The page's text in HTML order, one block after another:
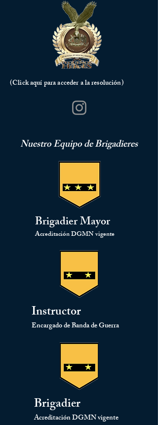
(Click aquí para acceder a la resolución)
Nuestro Equipo de Brigadieres
Brigadier Mayor
Acreditación DGMN vigente
Instructor
Encargado de Banda de Guerra
Brigadier
Acreditación DGMN vigente